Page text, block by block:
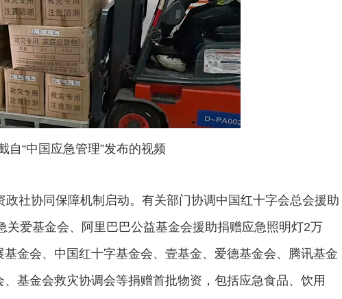
自“中国应急管理”发布的视频
社协同保障机制启动。有关部门协调中国红十字会总会援助
关爱基金会、阿里巴巴公益基金会援助捐赠应急照明灯2万
金会、中国红十字基金会、壹基金、爱德基金会、腾讯基金
基金会救灾协调会等捐赠首批物资，包括应急食品、饮用